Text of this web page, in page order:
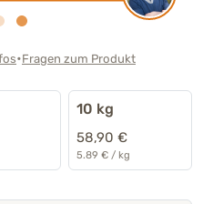
•Fragen zum Produkt
10 kg
58,90 €
5.89 € / kg